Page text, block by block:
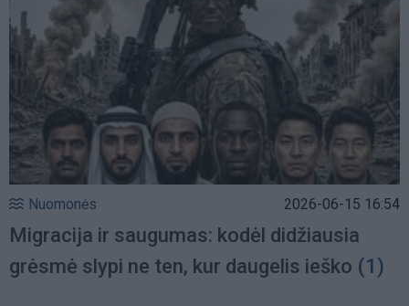
Nuomonės 2026-06-15 16:54
Migracija ir saugumas: kodėl didžiausia
grėsmė slypi ne ten, kur daugelis ieško (1)